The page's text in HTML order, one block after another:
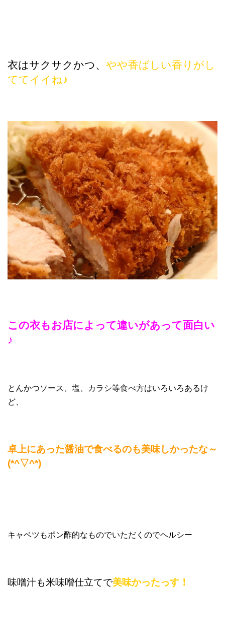
衣はサクサクかつ、 やや香ばしい香りがし
ててイイね♪
この衣もお店によって違いがあって面白い
♪
とんかつソース、塩、カラシ等食べ方はいろいろあるけ
ど、
卓上にあった醤油で食べるのも美味しかったな～
(*^▽^*)
キャベツもポン酢的なものでいただくのでヘルシー
味噌汁も米味噌仕立てで美味かったっす！